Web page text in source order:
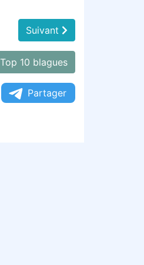
Suivant
Top 10 blagues
Partager